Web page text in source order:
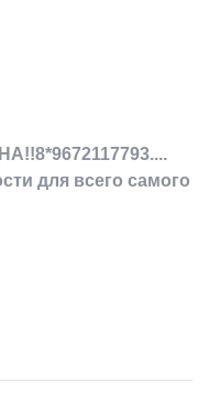
для всего самого